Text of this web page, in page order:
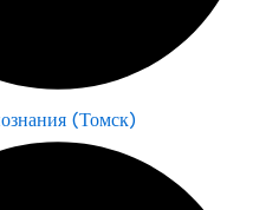
(Томск)